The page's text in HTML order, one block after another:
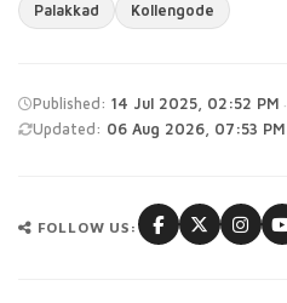
Palakkad Kollengode
Published: 14 Jul 2025, 02:52 PM ·
Updated: 06 Aug 2026, 07:53 PM
FOLLOW US: